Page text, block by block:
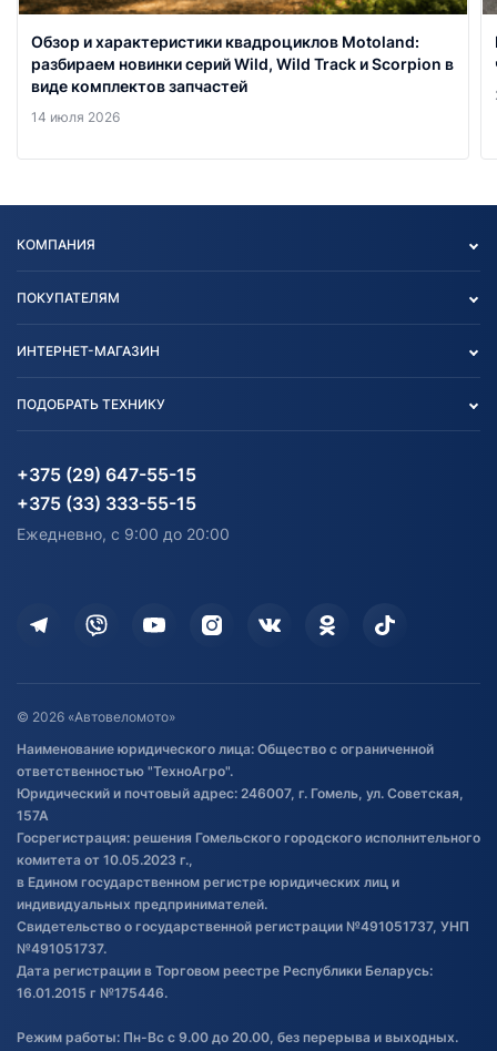
Обзор и характеристики квадроциклов Motoland:
разбираем новинки серий Wild, Wild Track и Scorpion в
виде комплектов запчастей
14 июля 2026
КОМПАНИЯ
Блог
Карта сайта
ПОКУПАТЕЛЯМ
Согласие на обработку
Информация до получения
согласия на обработку
Доставка
Дополнительные услуги
Оставить отзыв
Договор публичной оферты
Обработка файлов cookie
Постановка транспорта на учет
Обновления в ЭПТС 2024
ИНТЕРНЕТ-МАГАЗИН
Агротехника
Водный транспорт
Электротранспорт
Здоровье
ПОДОБРАТЬ ТЕХНИКУ
Агротехника
Электротранспорт
+375 (29) 647-55-15
+375 (33) 333-55-15
Ежедневно, с 9:00 до 20:00
© 2026 «Автовеломото»
Наименование юридического лица: Общество с ограниченной
ответственностью "ТехноАгро".
Юридический и почтовый адрес: 246007, г. Гомель, ул. Советская,
157А
Госрегистрация: решения Гомельского городского исполнительного
комитета от 10.05.2023 г.,
в Едином государственном регистре юридических лиц и
индивидуальных предпринимателей.
Свидетельство о государственной регистрации №491051737, УНП
№491051737.
Дата регистрации в Торговом реестре Республики Беларусь:
16.01.2015 г №175446.
Режим работы: Пн-Вс с 9.00 до 20.00, без перерыва и выходных.